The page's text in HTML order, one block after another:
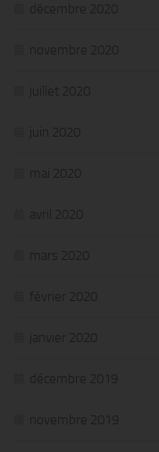
décembre 2020
novembre 2020
juillet 2020
juin 2020
mai 2020
avril 2020
mars 2020
février 2020
janvier 2020
décembre 2019
novembre 2019